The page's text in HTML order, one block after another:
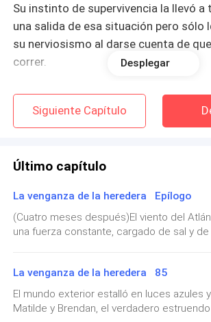
Su instinto de supervivencia la llevó a
una salida de esa situación pero sólo
su nerviosismo al darse cuenta de
correr.
«Si deciden atacarme, no podré
—Tus padres murieron hace tiempo,
estrellándote contra el mismo muro,
Mathilde no era tonta, sabía que aquél
mencionado la muerte de sus padres
desestabilizarla. Aún así,
su pecho.
Los recuerdos de su pasado seguían
Desplegar
Siguiente Capítulo
Último capítulo
La venganza de la heredera Epílogo
(Cuatro meses después)El viento del
una fuerza constante, cargado de sal y
estaba sentada en el porche de madera
casa que habían alquilado en la costa
de té de hierbas humeante entre las
verdes, antes siempre vigilantes,
La venganza de la heredera 85
El mundo exterior estalló en luces azules
Matilde y Brendan, el verdadero